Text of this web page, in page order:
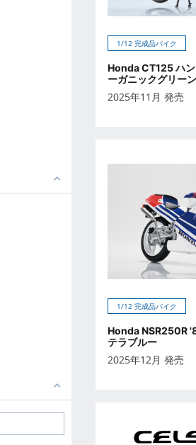
1/12 完成品バイク
Honda CT125 ハ
ーガニックグリーン
2025年11月 発売
1/12 完成品バイク
Honda NSR250R
テラブルー
2025年12月 発売